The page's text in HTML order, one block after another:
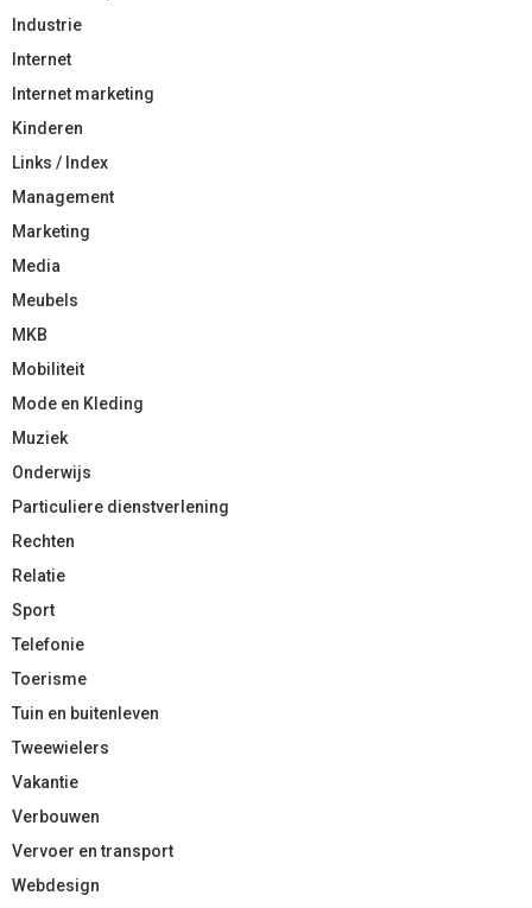
Industrie
Internet
Internet marketing
Kinderen
Links / Index
Management
Marketing
Media
Meubels
MKB
Mobiliteit
Mode en Kleding
Muziek
Onderwijs
Particuliere dienstverlening
Rechten
Relatie
Sport
Telefonie
Toerisme
Tuin en buitenleven
Tweewielers
Vakantie
Verbouwen
Vervoer en transport
Webdesign